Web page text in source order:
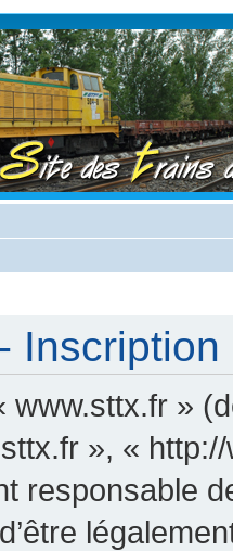
Inscription
www.sttx.fr »
», «
responsable